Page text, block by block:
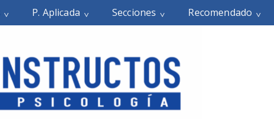
P. Aplicada Secciones Recomendado